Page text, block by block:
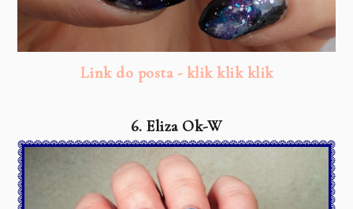
Link do posta - klik klik klik
6. Eliza Ok-W